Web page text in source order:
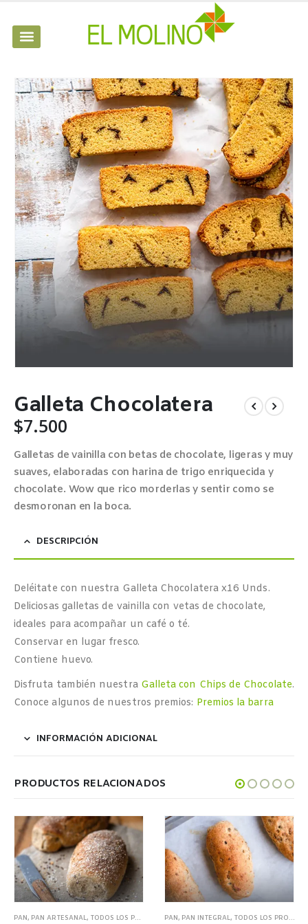
Galleta Chocolatera
$7.500
Galletas de vainilla con betas de chocolate, ligeras y muy
suaves, elaboradas con harina de trigo enriquecida y
chocolate. Wow que rico morderlas y sentir como se
desmoronan en la boca.
DESCRIPCIÓN
Deléitate con nuestra Galleta Chocolatera x16 Unds.
Deliciosas galletas de vainilla con vetas de chocolate,
ideales para acompañar un café o té.
Conservar en lugar fresco.
Contiene huevo.
Disfruta también nuestra Galleta con Chips de Chocolate.
Conoce algunos de nuestros premios: Premios la barra
INFORMACIÓN ADICIONAL
PRODUCTOS RELACIONADOS
PAN, PAN ARTESANAL, TODOS LOS PRODUCTOS PAN, PAN INTEGRAL, TODOS LOS PRODUCTOS